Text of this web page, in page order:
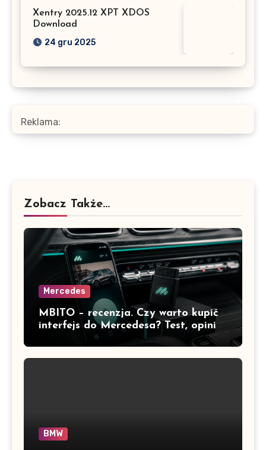
Xentry 2025.12 XPT XDOS
Download
24 gru 2025
Reklama:
Zobacz Także...
Mercedes
MBITO – recenzja. Czy warto kupić
interfejs do Mercedesa? Test, opinia
i możliwości kodowania
BMW